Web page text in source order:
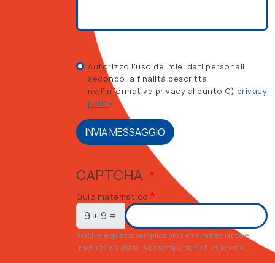
Autorizzo l’uso dei miei dati personali
secondo la finalità descritta
nell’informativa privacy al punto C) privacy
policy.
INVIA MESSAGGIO
CAPTCHA
Quiz matematico
9 + 9 =
Risolvere questo semplice problema matematico e
inserire il risultato. Ad esempio per 1+3, inserire 4.